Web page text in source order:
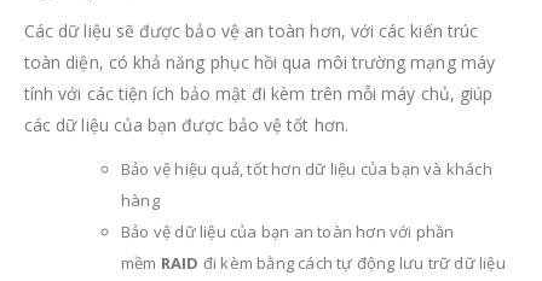
Các dữ liệu sẽ được bảo vệ an toàn hơn, với các kiến trúc
toàn diện, có khả năng phục hồi qua môi trường mạng máy
tính với các tiện ích bảo mật đi kèm trên mỗi máy chủ, giúp
các dữ liệu của bạn được bảo vệ tốt hơn.
Bảo vệ hiệu quả, tốt hơn dữ liệu của bạn và khách
hàng
Bảo vệ dữ liệu của bạn an toàn hơn với phần
mềm RAID đi kèm bằng cách tự động lưu trữ dữ liệu